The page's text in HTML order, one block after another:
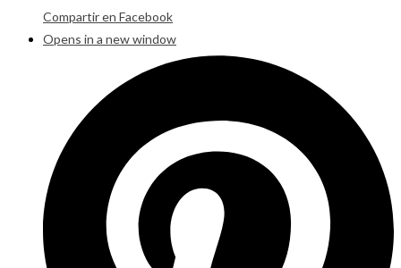
Compartir en Facebook
Opens in a new window